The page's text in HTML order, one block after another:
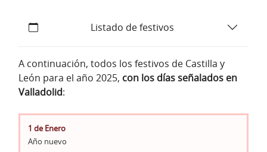
Listado de festivos
A continuación, todos los festivos de Castilla y
León para el año 2025, con los días señalados en
Valladolid:
1 de Enero
Año nuevo